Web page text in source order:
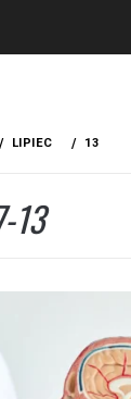
LIPIEC 13
13